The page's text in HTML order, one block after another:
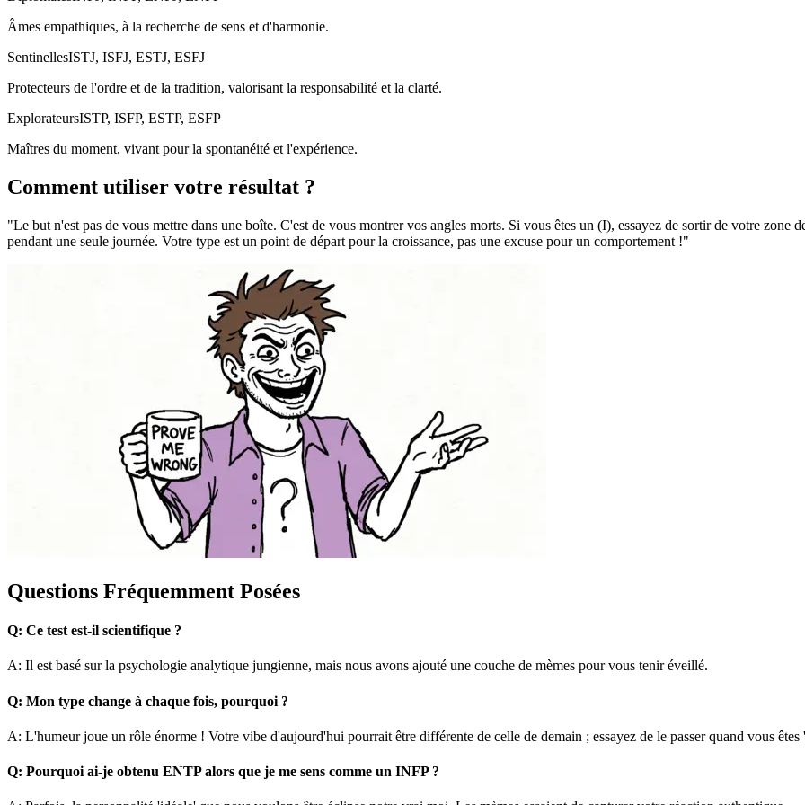
Âmes empathiques, à la recherche de sens et d'harmonie.
SentinellesISTJ, ISFJ, ESTJ, ESFJ
Protecteurs de l'ordre et de la tradition, valorisant la responsabilité et la clarté.
ExplorateursISTP, ISFP, ESTP, ESFP
Maîtres du moment, vivant pour la spontanéité et l'expérience.
Comment utiliser votre résultat ?
"Le but n'est pas de vous mettre dans une boîte. C'est de vous montrer vos angles morts. Si vous êtes un (I), essayez de sortir de votre zone
pendant une seule journée. Votre type est un point de départ pour la croissance, pas une excuse pour un comportement !"
Questions Fréquemment Posées
Q: Ce test est-il scientifique ?
A: Il est basé sur la psychologie analytique jungienne, mais nous avons ajouté une couche de mèmes pour vous tenir éveillé.
Q: Mon type change à chaque fois, pourquoi ?
A: L'humeur joue un rôle énorme ! Votre vibe d'aujourd'hui pourrait être différente de celle de demain ; essayez de le passer quand vous êtes
Q: Pourquoi ai-je obtenu ENTP alors que je me sens comme un INFP ?